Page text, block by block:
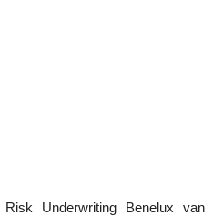
Underwriting Benelux van